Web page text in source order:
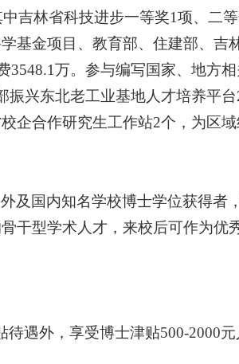
吉林省科技进步一等奖1项、二
基金项目、教育部、住建部、吉
3548.1万。参与编写国家、地方
兴东北老工业基地人才培养平
合作研究生工作站2个，为区域
及国内知名学校博士学位获得者
干型学术人才，来校后可作为优
遇外，享受博士津贴500-2000元